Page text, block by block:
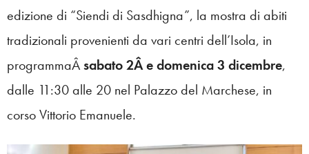
edizione di “Siendi di Sasdhigna”, la mostra di abiti
tradizionali provenienti da vari centri dell’Isola, in
programmaÂsabato 2Â e domenica 3 dicembre,
dalle 11:30 alle 20 nel Palazzo del Marchese, in
corso Vittorio Emanuele.